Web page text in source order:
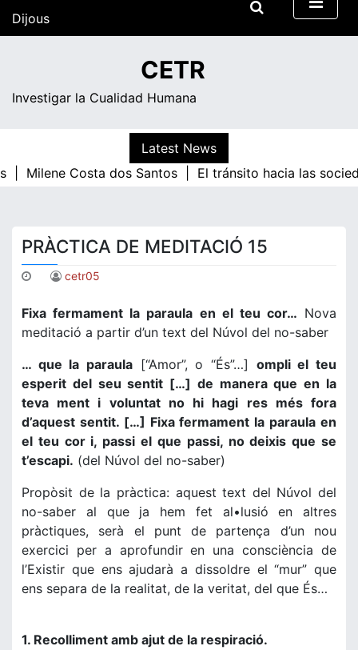
Dijous
CETR
Investigar la Cualidad Humana
Latest News
|
Milene Costa dos Santos | El tránsito hacia las
PRÀCTICA DE MEDITACIÓ 15
cetr05
Fixa fermament la paraula en el teu cor… Nova
meditació a partir d’un text del Núvol del no-saber
… que la paraula [“Amor”, o “És”…] ompli el teu
esperit del seu sentit […] de manera que en la
teva ment i voluntat no hi hagi res més fora
d’aquest sentit. […] Fixa fermament la paraula en
el teu cor i, passi el que passi, no deixis que se
t’escapi. (del Núvol del no-saber)
Propòsit de la pràctica: aquest text del Núvol del
no-saber al que ja hem fet al•lusió en altres
pràctiques, serà el punt de partença d’un nou
exercici per a aprofundir en una consciència de
l’Existir que ens ajudarà a dissoldre el “mur” que
ens separa de la realitat, de la veritat, del que És…
1. Recolliment amb ajut de la respiració.